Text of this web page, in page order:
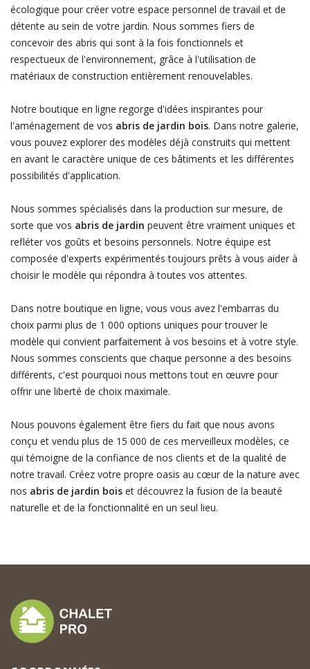
écologique pour créer votre espace personnel de travail et de
détente au sein de votre jardin. Nous sommes fiers de
concevoir des abris qui sont à la fois fonctionnels et
respectueux de l'environnement, grâce à l'utilisation de
matériaux de construction entièrement renouvelables.
Notre boutique en ligne regorge d'idées inspirantes pour
l'aménagement de vos abris de jardin bois. Dans notre galerie,
vous pouvez explorer des modèles déjà construits qui mettent
en avant le caractère unique de ces bâtiments et les différentes
possibilités d'application.
Nous sommes spécialisés dans la production sur mesure, de
sorte que vos abris de jardin peuvent être vraiment uniques et
refléter vos goûts et besoins personnels. Notre équipe est
composée d'experts expérimentés toujours prêts à vous aider à
choisir le modèle qui répondra à toutes vos attentes.
Dans notre boutique en ligne, vous vous avez l'embarras du
choix parmi plus de 1 000 options uniques pour trouver le
modèle qui convient parfaitement à vos besoins et à votre style.
Nous sommes conscients que chaque personne a des besoins
différents, c'est pourquoi nous mettons tout en œuvre pour
offrir une liberté de choix maximale.
Nous pouvons également être fiers du fait que nous avons
conçu et vendu plus de 15 000 de ces merveilleux modèles, ce
qui témoigne de la confiance de nos clients et de la qualité de
notre travail. Créez votre propre oasis au cœur de la nature avec
nos abris de jardin boiset découvrez la fusion de la beauté
naturelle et de la fonctionnalité en un seul lieu.